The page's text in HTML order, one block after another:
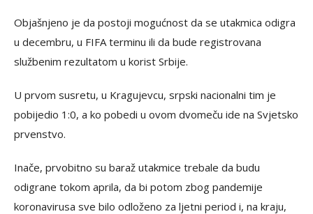
Objašnjeno je da postoji mogućnost da se utakmica odigra
u decembru, u FIFA terminu ili da bude registrovana
službenim rezultatom u korist Srbije.
U prvom susretu, u Kragujevcu, srpski nacionalni tim je
pobijedio 1:0, a ko pobedi u ovom dvomeču ide na Svjetsko
prvenstvo.
Inače, prvobitno su baraž utakmice trebale da budu
odigrane tokom aprila, da bi potom zbog pandemije
koronavirusa sve bilo odloženo za ljetni period i, na kraju,